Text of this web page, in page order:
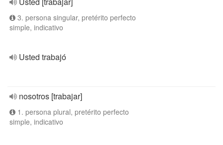
3. persona singular, pretérito perfecto
simple, indicativo
Usted trabajó
nosotros [trabajar]
1. persona plural, pretérito perfecto
simple, indicativo